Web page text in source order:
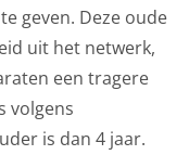
geven. Deze oude
uit het netwerk,
een tragere
volgens
is dan 4 jaar.